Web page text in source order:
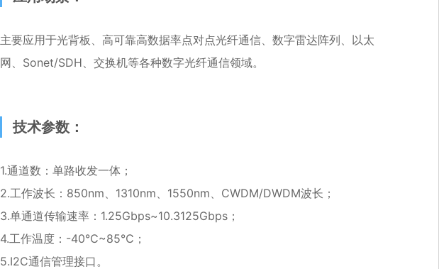
主要应用于光背板、高可靠高数据率点对点光纤通信、数字雷达阵列、以太
网、Sonet/SDH、交换机等各种数字光纤通信领域。
技术参数：
1.通道数：单路收发一体；
2.工作波长：850nm、1310nm、1550nm、CWDM/DWDM波长；
3.单通道传输速率：1.25Gbps~10.3125Gbps；
4.工作温度：-40℃~85℃；
5.I2C通信管理接口。